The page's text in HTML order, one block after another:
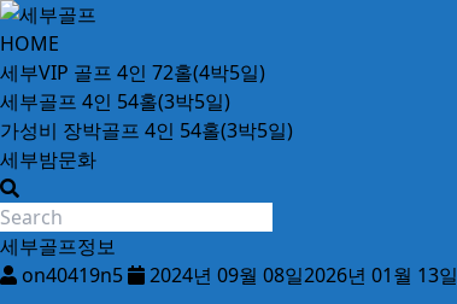
Skip
to
content
세
부
골
프
24
시
간
무
료
HOME
세부VIP 골프 4인 72홀(4박5일)
세부골프 4인 54홀(3박5일)
가성비 장박골프 4인 54홀(3박5일)
세부밤문화
세부골프정보
on40419n5
2024년 09월 08일2026년 01월 13일